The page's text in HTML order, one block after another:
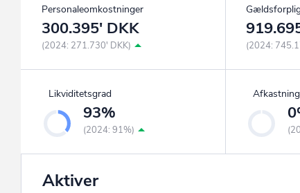
Personaleomkostninger
300.395' DKK
(2024: 271.730' DKK) (2024:
Likviditetsgrad
93%
(2024: 91%)
Aktiver